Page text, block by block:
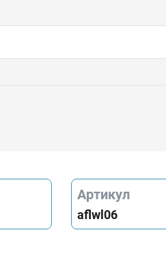
Артикул
aflwl06